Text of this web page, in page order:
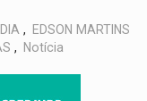
,
EDSON MARTINS
, Notícia